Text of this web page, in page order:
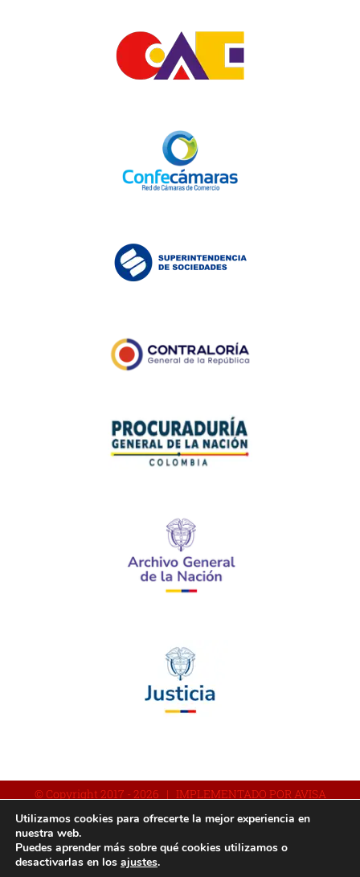
© Copyright 2017 - 2026 | IMPLEMENTADO POR AVISA
FacebookYouTubeInstagram
Utilizamos cookies para ofrecerte la mejor experiencia en
nuestra web.
Puedes aprender más sobre qué cookies utilizamos o
desactivarlas en los ajustes.